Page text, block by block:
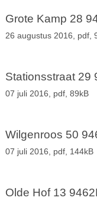
Grote Kamp 28
26 augustus 2016, pdf,
Stationsstraat 29
07 juli 2016, pdf, 89kB
Wilgenroos 50
07 juli 2016, pdf, 144kB
Olde Hof 13